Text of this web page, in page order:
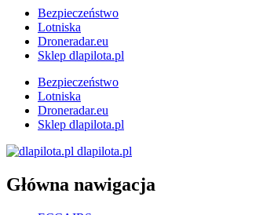
Bezpieczeństwo
Lotniska
Droneradar.eu
Sklep dlapilota.pl
Bezpieczeństwo
Lotniska
Droneradar.eu
Sklep dlapilota.pl
dlapilota.pl
Główna nawigacja